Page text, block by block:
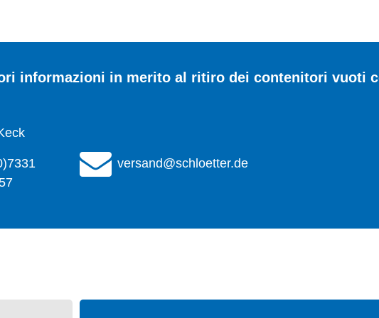
informazioni in merito al ritiro dei contenitori vuoti
versand@schloetter.de